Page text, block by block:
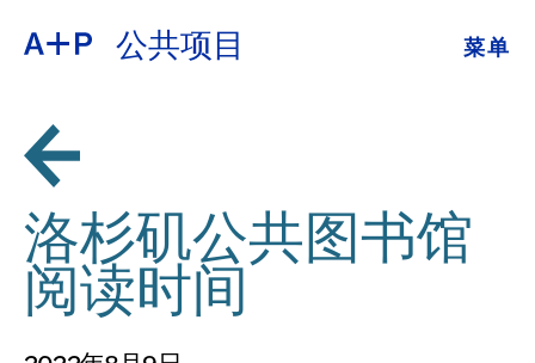
公共项目 菜单
教育
培养青年
展览
公共项目
ESPAÑOL
普通话
洛杉矶公共图书馆
阅读时间